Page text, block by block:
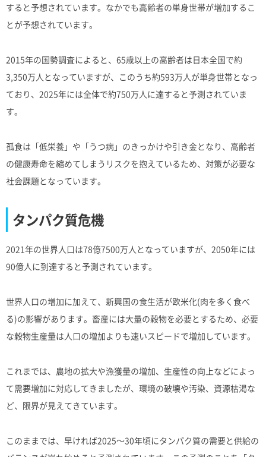
すると予想されています。なかでも高齢者の単身世帯が増加するこ
とが予想されています。
2015年の国勢調査によると、65歳以上の高齢者は日本全国で約
3,350万人となっていますが、このうち約593万人が単身世帯となっ
ており、2025年には全体で約750万人に達すると予測されていま
す。
孤食は「低栄養」や「うつ病」のきっかけや引き金となり、高齢者
の健康寿命を縮めてしまうリスクを抱えているため、対策が必要な
社会課題となっています。
タンパク質危機
2021年の世界人口は78億7500万人となっていますが、2050年には
90億人に到達すると予測されています。
世界人口の増加に加えて、新興国の食生活が欧米化(肉を多く食べ
る)の影響があります。畜産には大量の穀物を必要とするため、必要
な穀物生産量は人口の増加よりも速いスピードで増加しています。
これまでは、農地の拡大や漁獲量の増加、生産性の向上などによっ
て需要増加に対応してきましたが、環境の破壊や汚染、資源枯渇な
ど、限界が見えてきています。
このままでは、早ければ2025〜30年頃にタンパク質の需要と供給の